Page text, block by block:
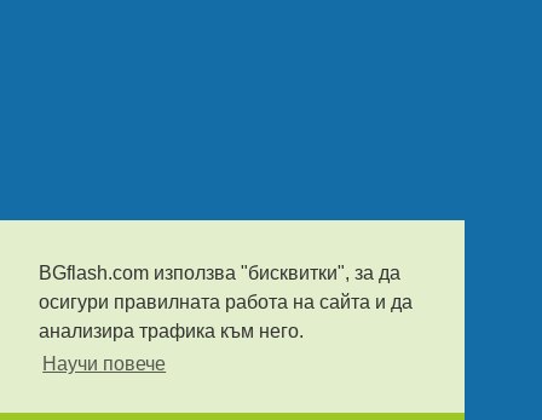
BGflash.com използва "бисквитки", за да
осигури правилната работа на сайта и да
анализира трафика към него.
Научи повече